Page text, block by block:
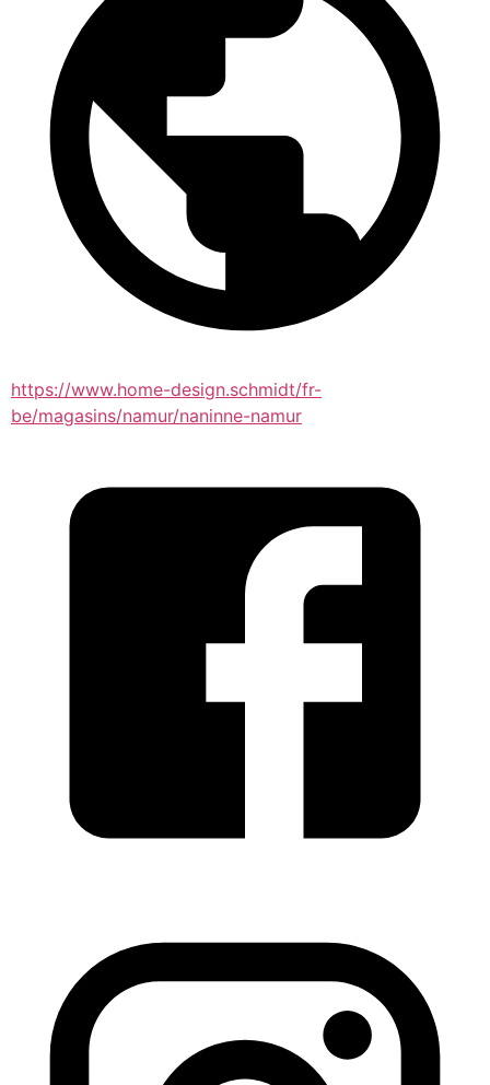
https://www.home-design.schmidt/fr-
be/magasins/namur/naninne-namur